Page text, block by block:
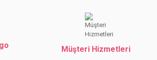
Müşteri Hizmetleri